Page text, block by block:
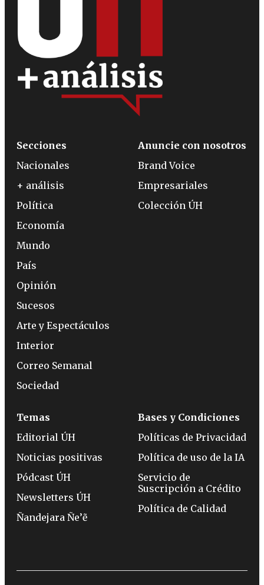
Secciones
Nacionales
+ análisis
Política
Economía
Mundo
País
Opinión
Sucesos
Arte y Espectáculos
Interior
Correo Semanal
Sociedad
Anuncie con nosotros
Brand Voice
Empresariales
Colección ÚH
Temas
Editorial ÚH
Noticias positivas
Pódcast ÚH
Newsletters ÚH
Ñandejara Ñe’ẽ
Bases y Condiciones
Políticas de Privacidad
Política de uso de la IA
Servicio de
Suscripción a Crédito
Política de Calidad